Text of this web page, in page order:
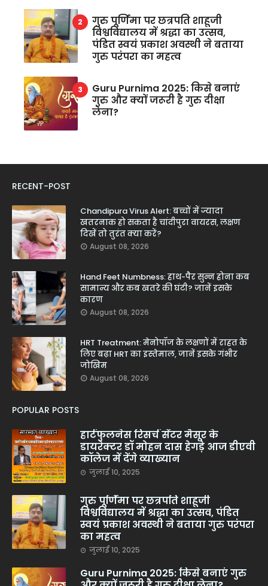
गुरु पूर्णिमा पर छत्रपति शाहूजी
विश्वविद्यालय में श्रद्धा का उत्सव,
पंडित स्वयं प्रकाश अवस्थी ने बताया
गुरु परंपरा का महत्व
Guru Purnima 2025: किसे बनाएं
गुरु और क्यों जरूरी है गुरु दीक्षा
लेना?
RECENT-POST
Chandipura Virus Alert: बच्चों में ज्यादा
खतरनाक हो सकता है चांदीपुरा वायरस, लक्षण
दिखें तो तुरंत क्या करें?
August 08, 2026
Hand Feet Numbness: हाथ-पैर सुन्न होना कब
सामान्य और कब खतरे की घंटी? जानें इसके
कारण
August 08, 2026
HRT Treatment: मेनोपॉज के लक्षणों में राहत के
लिए बढ़ा HRT का इस्तेमाल, जानें इसके गंभीर
जोखिम
August 08, 2026
POPULAR POSTS
हार्टफुलनेस रिसर्च सेंटर मैसूर के
डायरेक्टर डॉ मोहन दास हेगड़े आज डीएवी
कॉलेज में देंगे व्याख्यान
जुलाई 10, 2025
गुरु पूर्णिमा पर छत्रपति शाहूजी
विश्वविद्यालय में श्रद्धा का उत्सव, पंडित
स्वयं प्रकाश अवस्थी ने बताया गुरु परंपरा
का महत्व
जुलाई 10, 2025
Guru Purnima 2025: किसे बनाएं गुरु